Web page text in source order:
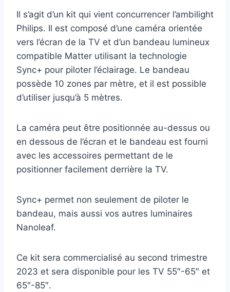
Il s’agit d’un kit qui vient concurrencer l’ambilight
Philips. Il est composé d’une caméra orientée
vers l’écran de la TV et d’un bandeau lumineux
compatible Matter utilisant la technologie
Sync+ pour piloter l’éclairage. Le bandeau
possède 10 zones par mètre, et il est possible
d’utiliser jusqu’à 5 mètres.
La caméra peut être positionnée au-dessus ou
en dessous de l’écran et le bandeau est fourni
avec les accessoires permettant de le
positionner facilement derrière la TV.
Sync+ permet non seulement de piloter le
bandeau, mais aussi vos autres luminaires
Nanoleaf.
Ce kit sera commercialisé au second trimestre
2023 et sera disponible pour les TV 55″-65″ et
65″-85″.